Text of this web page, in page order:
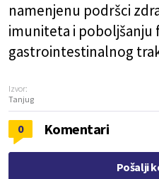
namenjenu podršci
imuniteta i poboljšanju
gastrointestinalnog
Izvor:
Tanjug
0 Komentari
Pošalji